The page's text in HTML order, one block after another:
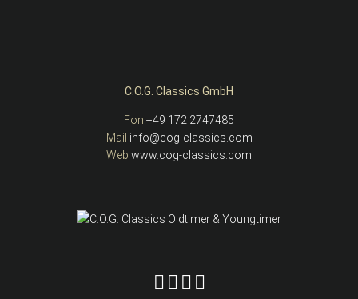
C.O.G. Classics GmbH
Fon +49 172 2747485
Mail info@cog-classics.com
Web www.cog-classics.com
C.O.G. Classics auf YouTube
C.O.G. Classics auf Facebook
C.O.G. Classics auf Instagram